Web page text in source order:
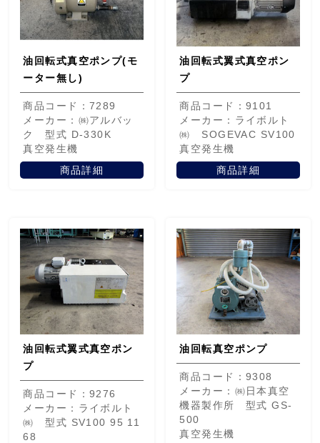
油回転式真空ポンプ(モ
ーター無し)
商品コード：7289
メーカー：㈱アルバッ
ク 型式 D-330K
真空発生機
商品詳細
油回転式翼式真空ポン
プ
商品コード：9101
メーカー：ライボルト
㈱ SOGEVAC SV100
真空発生機
商品詳細
油回転式翼式真空ポン
プ
商品コード：9276
メーカー：ライボルト
㈱ 型式 SV100 95 11
68
油回転真空ポンプ
商品コード：9308
メーカー：㈱日本真空
機器製作所 型式 GS-
500
真空発生機